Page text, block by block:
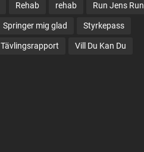
Rehab rehab Run Jens Run
Springer mig glad Styrkepass
Tävlingsrapport Vill Du Kan Du